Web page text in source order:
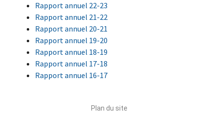
Rapport annuel 22-23
Rapport annuel 21-22
Rapport annuel 20-21
Rapport annuel 19-20
Rapport annuel 18-19
Rapport annuel 17-18
Rapport annuel 16-17
Plan du site